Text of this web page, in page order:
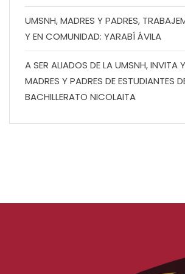
UMSNH, MADRES Y PADRES,
Y EN COMUNIDAD: YARABÍ ÁVILA
A SER ALIADOS DE LA UMSNH, INVITA
MADRES Y PADRES DE ESTUDIANTES
BACHILLERATO NICOLAITA